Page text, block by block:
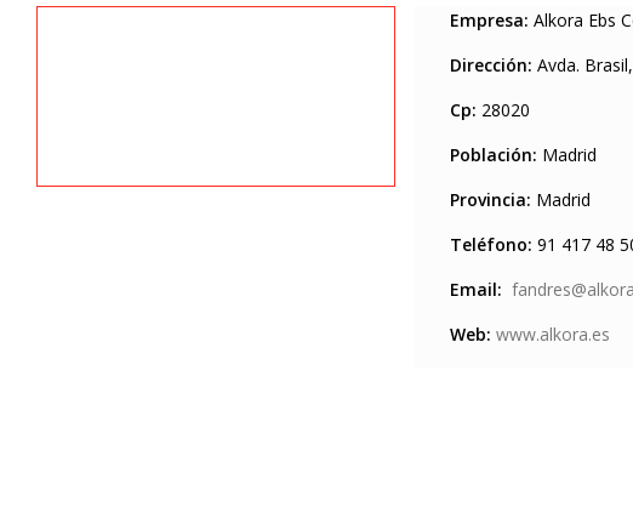
Empresa: Alkora Ebs
Dirección: Avda.
Cp: 28020
Población: Madrid
Provincia: Madrid
Teléfono: 91 417 48
Email:
Web: www.alkora.es